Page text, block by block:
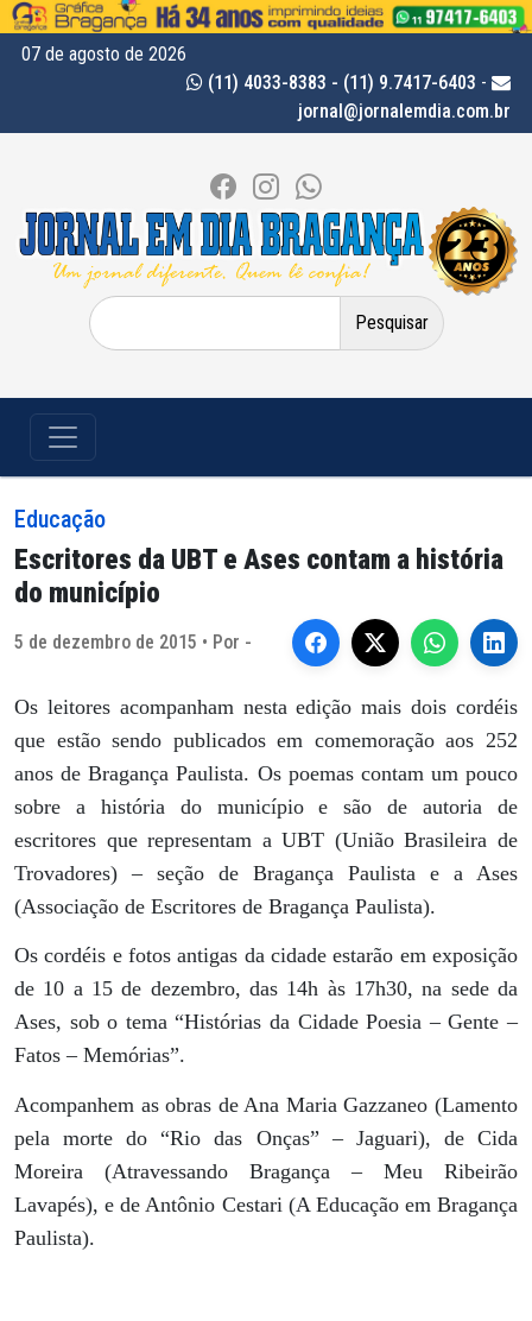
07 de agosto de 2026
(11) 4033-8383 - (11) 9.7417-6403 -
jornal@jornalemdia.com.br
Pesquisar
por:
Educação
Escritores da UBT e Ases contam a história
do município
5 de dezembro de 2015 • Por -
Os leitores acompanham nesta edição mais dois cordéis
que estão sendo publicados em comemoração aos 252
anos de Bragança Paulista. Os poemas contam um pouco
sobre a história do município e são de autoria de
escritores que representam a UBT (União Brasileira de
Trovadores) – seção de Bragança Paulista e a Ases
(Associação de Escritores de Bragança Paulista).
Os cordéis e fotos antigas da cidade estarão em exposição
de 10 a 15 de dezembro, das 14h às 17h30, na sede da
Ases, sob o tema “Histórias da Cidade Poesia – Gente –
Fatos – Memórias”.
Acompanhem as obras de Ana Maria Gazzaneo (Lamento
pela morte do “Rio das Onças” – Jaguari), de Cida
Moreira (Atravessando Bragança – Meu Ribeirão
Lavapés), e de Antônio Cestari (A Educação em Bragança
Paulista).